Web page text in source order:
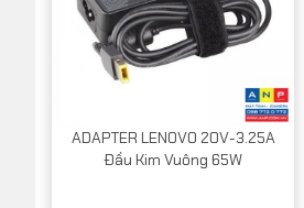
ADAPTER LENOVO 20V-3.25A
Đầu Kim Vuông 65W